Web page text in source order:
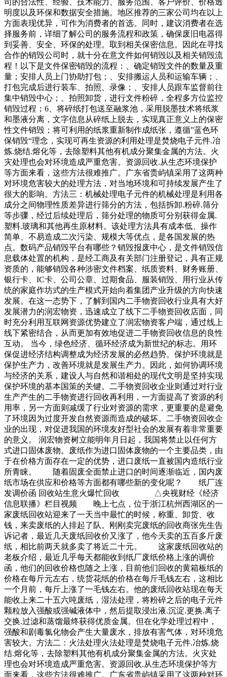
司的合法性、经验、技术能力、服务范围、客户评价、价格透
明度以及环保和数据安全措施。地区推荐的三家公司均在以上
方面表现优异，可作为消费者的首选。同时，建议消费者在选
择服务前，详细了解公司的服务流程和政策，确保废旧电器得
到妥善、安全、环保的处理。取到相关保密信息。因此在寻找
合作的销毁公司时，就十分在意文件如何销毁以及相关销毁流
程！以下是文件保密销毁的流程：、确定销毁文件的数量及重
量；安排人员上门协助打包；、安排搬运人员和运输车辆；、
打包完成后进行装车、拍照、录像；、安排人员跟车监督前往
集中销毁中心；、拍照卸货，进行文件粉碎，全程多方位监控
销毁过程；6、将碎纸打包送至融浆池，采用脱墨技术将纸浆
和墨液分离，文字信息从碎纸上脱去，实现真正意义上的保密
性文件销毁；将可利用的纸浆重新制作成纸张，遵循”蓝色环
保销毁“理念，实现可再生资源的利用处理是焚烧电子元件.冶
炼.烧结.熔化等，去除塑料其他有机成分聚集金属的方法。火
灾处理也会对环境造成严重危害。资源回收.从生态环境保护
等方面来看，这些方法很难推广。广东省贵屿镇采用了这两种
对环境危害较大的处理方法，对当地环境和可持续发展产生了
很大的影响。方法三：机械处理电子元件的机械处理是利用各
成分之间物理性质差异进行筛分的方法，包括拆卸.粉碎.筛分
等步骤，经过后续处理后，筛分处理的物质可分别获得金属.
塑料.玻璃和其他再生原材料。该处理方法具有成本低、操作
简单、不易造成二次污染、规模大等优点，是各国发展的热
点。数码产品销毁平台有哪些？销毁报废中心，是文件销毁信
息载体处置的机构，是经工商及有关部门注册登记，具有正规
资质的，能够销毁各种涉密文件档案、纸质资料、财务账册、
银行卡、IC卡、公司公章、过期食品、服装销毁、用行业从传
统的家庭作坊式的生产模式开始向着集团产业升级的方向快速
发展。在这一态势下，了解到国内二手物资回收行业具有大好
发展潜力的润宏物资，迅速成立了线下二手物资回收店面，同
时充分利用互联网资源优势建立了润宏物资客户端，通过线上
线下紧密结合，从而更加有效地促进二手物资回收信息的良性
互动。 当今，绿色经济、循环经济成为新世纪的标志。用环
保促进经济结构调整成为经济发展的必然趋势。保护环境就是
保护生产力，改善环境就是发展生产力。因此，如何协调环境
与经济的关系，建设人与自然和谐相处的现代文明是坚持实现
保护环境的基本国策的关键。二手物资回收企业则通过对行业
生产产生的二手物资进行回收再利用，一方面提高了资源的利
用率，另一方面则减缓了行业对资源的需求，更重要的是避免
了环境因为过度开发自然资源而造成的破坏。二手物资回收企
业的出现，对促进我国的环境友好型社会的发展有着非常重要
的意义。 润宏物资树立能明年月日起，我国将禁止以任何方
式进口固体废物。废纸作为进口固体废物的一个主要品类，由
于在价格方面存在一定的优势，进口废纸一直被国内造纸行业
所青睐。 随着固废全面禁止进口的时间逐渐临近，国内废
纸市场在供应和价格等方面都有哪些新的变化呢？ 纸厂连
发调价函 回收站生意火爆忙回收 △央视财经《经济
信息联播》栏目视频 晚上七点，位于浙江杭州西湖区的一
家废纸回收站迎来了一天当中最忙的时候，称重、卸货、收
钱，来卖废纸的人排起了队。刚刚卖完废纸的回收商张先生告
诉记者，最近几天废纸回收价又涨了，他今天卖的五百多斤废
纸，相比前两天就多卖了将近二十元。 这家废纸回收站的
老板介绍，最近几乎每天都能收到纸厂废纸价格上涨的调价
函，他们的回收价格也随之上涨，目前他们回收的黄箱板纸的
价格在每斤元左右，统货花纸的价格在每斤毛钱左右，这相比
一个月前，每斤上涨了一毛钱左右。他的废纸回收站现在每天
能收上来二十五六吨废纸，湿法处理，将粉碎之后的电子元件
颗粒放入强酸或强碱液体中，然后提取浸出液.沉淀.更换.离子
交换.过滤和蒸馏最终获得优质金属。但在化学处理过程中，
强酸和剧毒氯化物会产生大量废水，排放有害气体，对环境危
害较大。方法二：火法处理火法处理是焚烧电子元件.冶炼.烧
结.熔化等，去除塑料其他有机成分聚集金属的方法。火灾处
理也会对环境造成严重危害。资源回收.从生态环境保护等方
面来看，这些方法很难推广。广东省贵屿镇采用了这两种对环